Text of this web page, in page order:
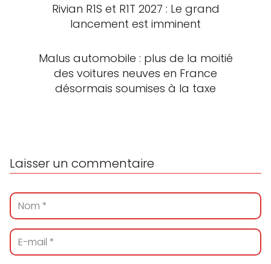
Rivian R1S et R1T 2027 : Le grand
lancement est imminent
Malus automobile : plus de la moitié
des voitures neuves en France
désormais soumises à la taxe
Laisser un commentaire